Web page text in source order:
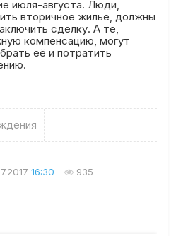
июля-августа. Люди,
вторичное жилье, должны
сделку. А те,
компенсацию, могут
её и потратить
16:30 935